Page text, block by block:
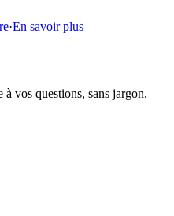
·En savoir plus
vos questions, sans jargon.